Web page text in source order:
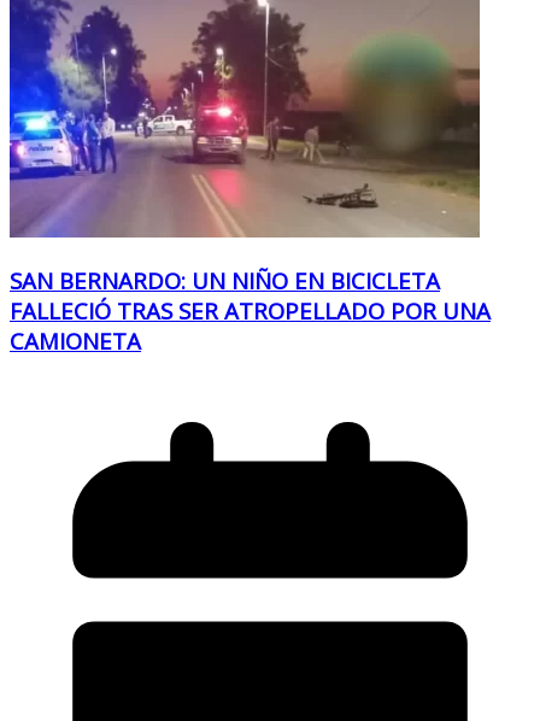
SAN BERNARDO: UN NIÑO EN BICICLETA
FALLECIÓ TRAS SER ATROPELLADO POR UNA
CAMIONETA